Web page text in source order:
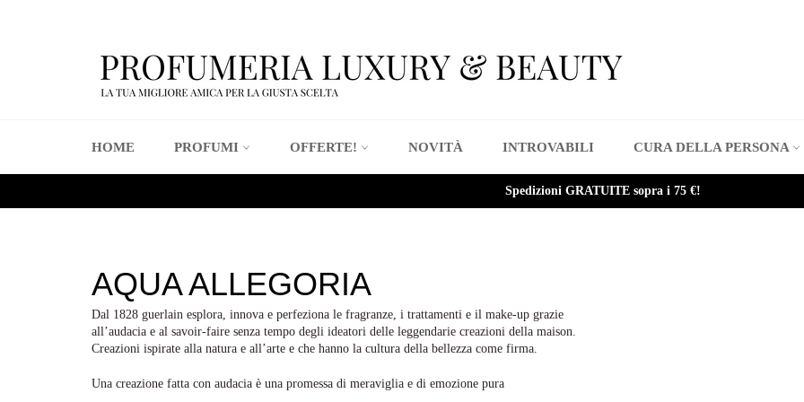
HOME PROFUMI OFFERTE! NOVITÀ INTROVABILI CURA DELLA PERSONA
Spedizioni GRATUITE sopra i 75 €!
AQUA ALLEGORIA
Dal 1828 guerlain esplora, innova e perfeziona le fragranze, i trattamenti e il make-up grazie
all’audacia e al savoir-faire senza tempo degli ideatori delle leggendarie creazioni della maison.
Creazioni ispirate alla natura e all’arte e che hanno la cultura della bellezza come firma.
Una creazione fatta con audacia è una promessa di meraviglia e di emozione pura